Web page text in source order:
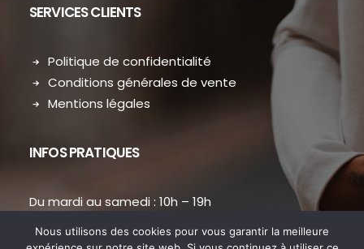
SERVICES CLIENTS
Politique de confidentialité
Conditions générales de vente
Mentions légales
INFOS PRATIQUES
Du mardi au samedi : 10h – 19h
Téléphone : 04 67 31 38 73
Nous utilisons des cookies pour vous garantir la meilleure